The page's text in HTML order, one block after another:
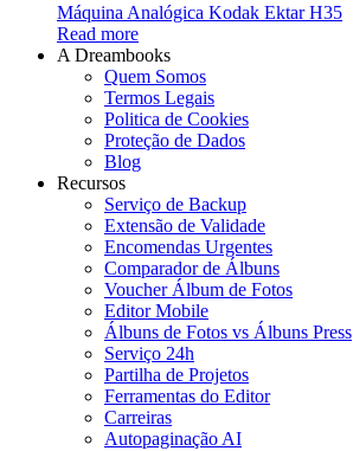
Máquina Analógica Kodak Ektar H35
Read more
A Dreambooks
Quem Somos
Termos Legais
Politica de Cookies
Proteção de Dados
Blog
Recursos
Serviço de Backup
Extensão de Validade
Encomendas Urgentes
Comparador de Álbuns
Voucher Álbum de Fotos
Editor Mobile
Álbuns de Fotos vs Álbuns Press
Serviço 24h
Partilha de Projetos
Ferramentas do Editor
Carreiras
Autopaginação AI